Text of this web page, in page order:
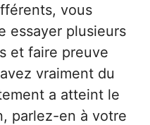
vous
essayer plusieurs
et faire preuve
vraiment du
a atteint le
parlez-en à votre